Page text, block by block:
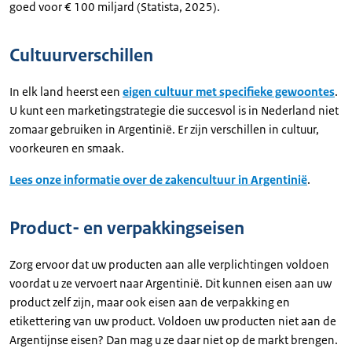
goed voor € 100 miljard (Statista, 2025).
Cultuurverschillen
In elk land heerst een eigen cultuur met specifieke gewoontes.
U kunt een marketingstrategie die succesvol is in Nederland niet
zomaar gebruiken in Argentinië. Er zijn verschillen in cultuur,
voorkeuren en smaak.
Lees onze informatie over de zakencultuur in Argentinië.
Product- en verpakkingseisen
Zorg ervoor dat uw producten aan alle verplichtingen voldoen
voordat u ze vervoert naar Argentinië. Dit kunnen eisen aan uw
product zelf zijn, maar ook eisen aan de verpakking en
etikettering van uw product. Voldoen uw producten niet aan de
Argentijnse eisen? Dan mag u ze daar niet op de markt brengen.